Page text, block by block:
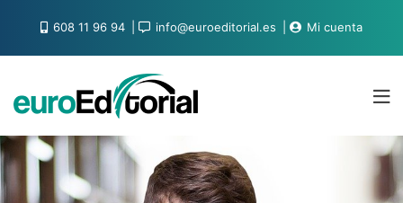
608 11 96 94 info@euroeditorial.es Mi cuenta